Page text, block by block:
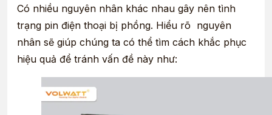
Có nhiều nguyên nhân khác nhau gây nên tình
trạng pin điện thoại bị phồng. Hiểu rõ nguyên
nhân sẽ giúp chúng ta có thể tìm cách khắc phục
hiệu quả để tránh vấn đề này như: